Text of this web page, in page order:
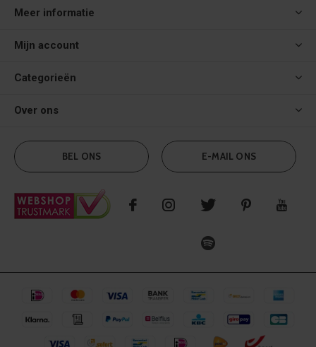
Meer informatie
Mijn account
Categorieën
Over ons
BEL ONS E-MAIL ONS